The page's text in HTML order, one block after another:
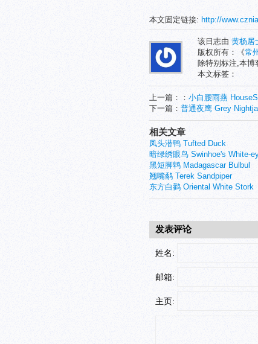
本文固定链接: http://
该日志由 黄杨居
版权所有：《常
除特别标注,本博
本文标签：
上一篇：： 小白腰雨燕
下一篇： 普通夜鹰 Grey
相关文章
凤头潜鸭 Tufted Duck
暗绿绣眼鸟 Swinhoe's White-
黑短脚鹎 Madagascar Bulbul
翘嘴鹬 Terek Sandpiper
东方白鹳 Oriental White Stork
发表评论
姓名:
邮箱:
主页: